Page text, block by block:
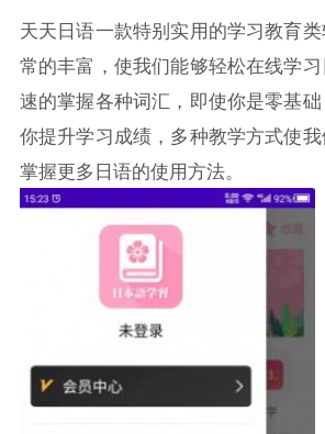
天天日语一款特别实用的学习教育
常的丰富，使我们能够轻松在线学
速的掌握各种词汇，即使你是零基
你提升学习成绩，多种教学方式使我
掌握更多日语的使用方法。